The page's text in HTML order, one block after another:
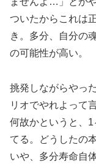
ついたからこれは
き。多分、自分の
の可能性が高い。
挑発しながらやっ
リオでやれよって
何故かというと、
てる。どうしたの
いや、多分寿命自